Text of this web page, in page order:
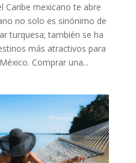
Caribe mexicano te abre
no solo es sinónimo de
turquesa; también se ha
más atractivos para
Comprar una...